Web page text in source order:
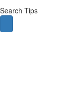
Search Tips